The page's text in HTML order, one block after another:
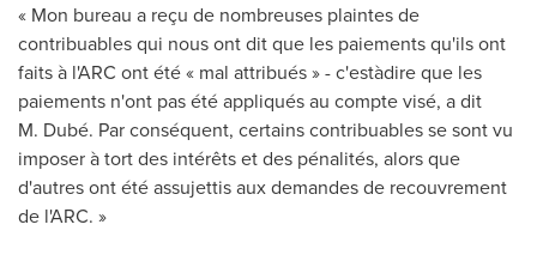
« Mon bureau a reçu de nombreuses plaintes de
contribuables qui nous ont dit que les paiements qu'ils ont
faits à l'ARC ont été « mal attribués » - c'est­à­dire que les
paiements n'ont pas été appliqués au compte visé, a dit
M. Dubé. Par conséquent, certains contribuables se sont vu
imposer à tort des intérêts et des pénalités, alors que
d'autres ont été assujettis aux demandes de recouvrement
de l'ARC. »